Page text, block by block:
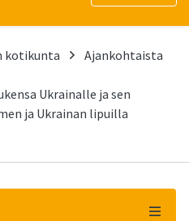
kotikunta
Ajankohtaista
Ukrainalle ja sen
ja Ukrainan lipuilla